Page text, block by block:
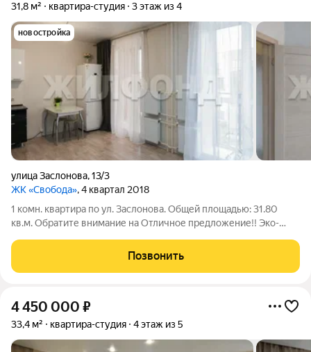
31,8 м² квартира-студия 3 этаж из 4
новостройка
улица Заслонова,13/3
ЖК «Свобода», 4 квартал 2018
1 комн. квартира по ул. Заслонова. Общей площадью: 31.80
кв.м. Обратите внимание на Отличное предложение!! Эко-
с двумя окнами в пол!! Огороженная территория, безопасный
двор (без машин),
Позвонить
4 450 000 ₽
33,4 м² квартира-студия 4 этаж из 5